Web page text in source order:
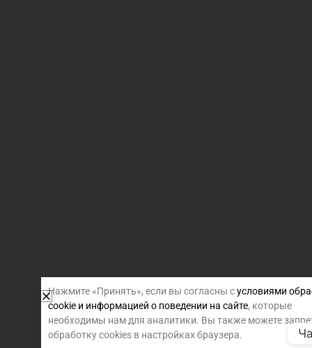
Нажмите «Принять», если вы согласны сусловиями
cookie и информацией о поведении на сайте, которые
необходимы нам для аналитики. Вы также можете
обработку cookies в настройках браузера.